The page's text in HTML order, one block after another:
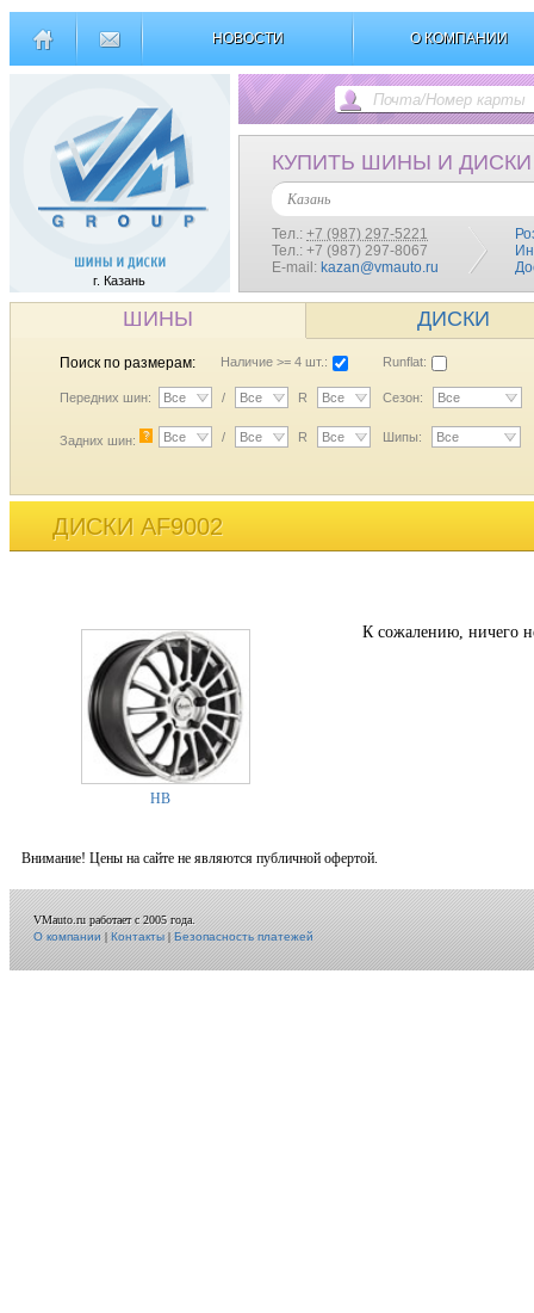
НОВОСТИ О КОМПАНИИ
г. Казань
КУПИТЬ ШИНЫ И ДИСКИ
Казань
Тел.: +7 (987) 297-5221
Тел.: +7 (987) 297-8067
E-mail: kazan@vmauto.ru
ШИНЫ ДИСКИ
Поиск по размерам: Наличие >= 4 шт.: Runflat:
Передних шин: Все / Все R Все Сезон: Все
Задних шин: ? Все / Все R Все Шипы: Все
ДИСКИ AF9002
HB
К сожалению, ничего
Внимание! Цены на сайте не являются публичной офертой.
VMauto.ru работает с 2005 года.
О компании|Контакты|Безопасность платежей